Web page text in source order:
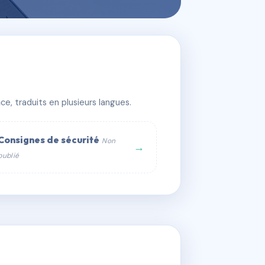
traduits en plusieurs langues.
de sécurité Non
→